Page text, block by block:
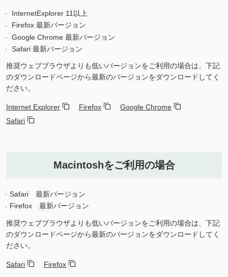
InternetExplorer 11以上
Firefox 最新バージョン
Google Chrome 最新バージョン
Safari 最新バージョン
推奨ウェブブラウザよりも低いバージョンをご利用の場合は、下記
のダウンロードページから最新のバージョンをダウンロードしてく
ださい。
Internet Explorer Firefox
Google Chrome
Safari
Macintoshをご利用の場合
Safari 最新バージョン
Firefox 最新バージョン
推奨ウェブブラウザよりも低いバージョンをご利用の場合は、下記
のダウンロードページから最新のバージョンをダウンロードしてく
ださい。
Safari Firefox